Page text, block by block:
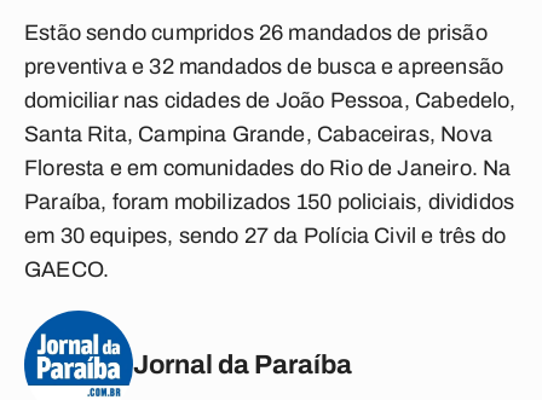
Estão sendo cumpridos 26 mandados de prisão
preventiva e 32 mandados de busca e apreensão
domiciliar nas cidades de João Pessoa, Cabedelo,
Santa Rita, Campina Grande, Cabaceiras, Nova
Floresta e em comunidades do Rio de Janeiro. Na
Paraíba, foram mobilizados 150 policiais, divididos
em 30 equipes, sendo 27 da Polícia Civil e três do
GAECO.
Jornal da Paraíba